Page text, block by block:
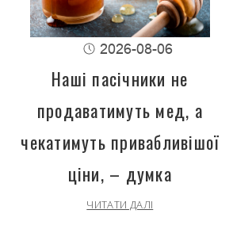
2026-08-06
Наші пасічники не
продаватимуть мед, а
чекатимуть привабливішої
ціни, – думка
ЧИТАТИ ДАЛІ